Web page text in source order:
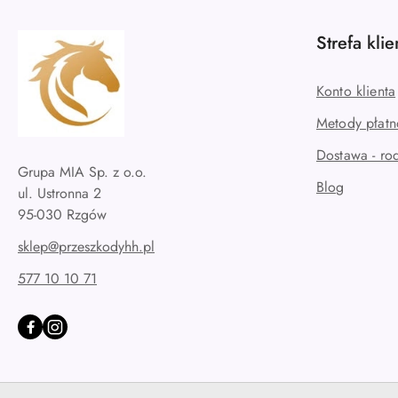
Grupa MIA Sp. z o.o.
ul. Ustronna 2
sklep@przeszkodyhh.pl
577 10 10 71
Strefa
Konto klienta
Metody
Dostawa -
Blog